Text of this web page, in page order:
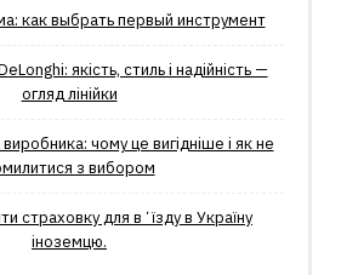
как выбрать первый инструмент
якість, стиль і надійність —
огляд лінійки
чому це вигідніше і як не
з вибором
страховку для вʼїзду в Україну
іноземцю.